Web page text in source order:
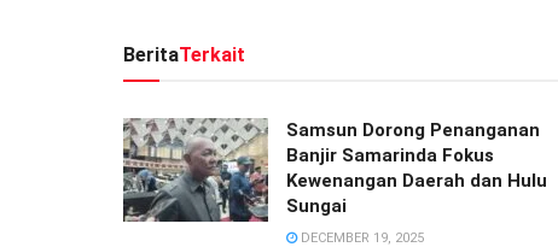
BeritaTerkait
Samsun Dorong Penanganan
Banjir Samarinda Fokus
Kewenangan Daerah dan Hulu
Sungai
DECEMBER 19, 2025